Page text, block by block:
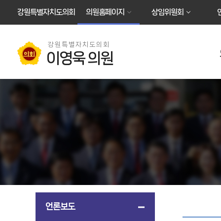
강원특별자치도의회 의원홈페이지 상임위원회
강원특별자치도의회
이영욱 의원
언론보도